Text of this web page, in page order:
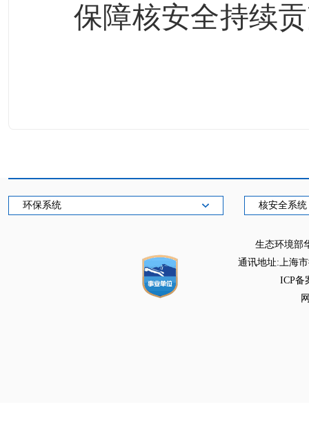
保障核安全持续
环保系统 核安全系统
生态环境部
通讯地址:上海
ICP备